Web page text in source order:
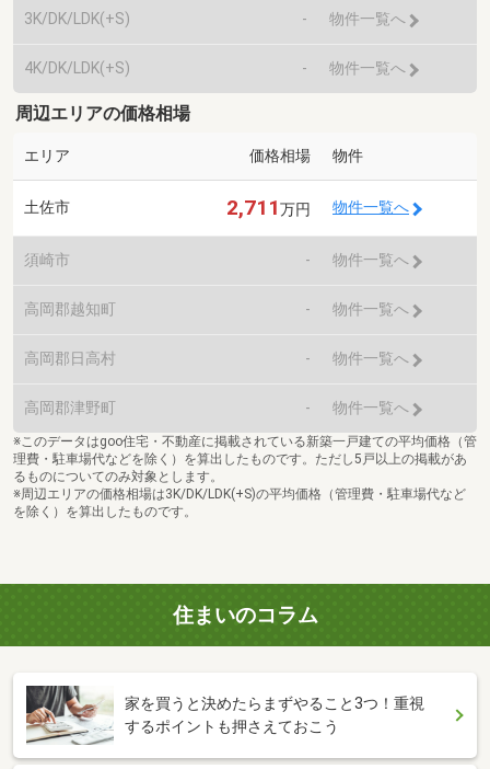
3K/DK/LDK(+S) - 物件一覧へ
4K/DK/LDK(+S) - 物件一覧へ
周辺エリアの価格相場
エリア 価格相場 物件
土佐市 2,711万円 物件一覧へ
須崎市 - 物件一覧へ
高岡郡越知町 - 物件一覧へ
高岡郡日高村 - 物件一覧へ
高岡郡津野町 - 物件一覧へ
※このデータはgoo住宅・不動産に掲載されている新築一戸建ての平均価格（管
理費・駐車場代などを除く）を算出したものです。ただし5戸以上の掲載があ
るものについてのみ対象とします。
※周辺エリアの価格相場は3K/DK/LDK(+S)の平均価格（管理費・駐車場代など
を除く）を算出したものです。
住まいのコラム
家を買うと決めたらまずやること3つ！重視
するポイントも押さえておこう